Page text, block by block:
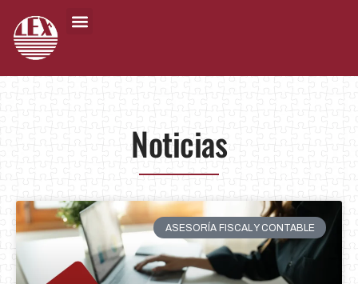
Noticias
ASESORÍA FISCAL Y CONTABLE